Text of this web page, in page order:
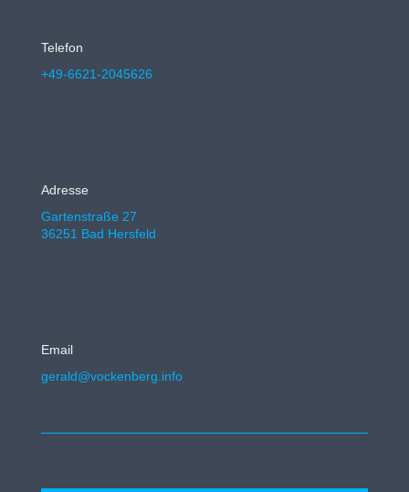
Telefon
+49-6621-2045626
Adresse
Gartenstraße 27
36251 Bad Hersfeld
Email
gerald@vockenberg.info